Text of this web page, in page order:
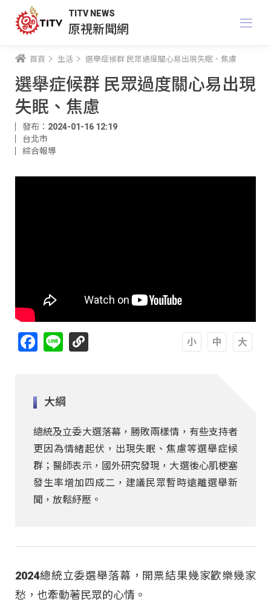
TITV NEWS
原視新聞網
首頁 生活 選舉症候群 民眾過度關心易出現失眠、焦慮
選舉症候群 民眾過度關心易出現
失眠、焦慮
發布：2024-01-16 12:19
台北市
綜合報導
Facebook
Line
大綱
總統及立委大選落幕，勝敗兩樣情，有些支持者
更因為情緒起伏，出現失眠、焦慮等選舉症候
群；醫師表示，國外研究發現，大選後心肌梗塞
發生率增加四成二，建議民眾暫時遠離選舉新
聞，放鬆紓壓。
2024總統立委選舉落幕，開票結果幾家歡樂幾家
愁，也牽動著民眾的心情。